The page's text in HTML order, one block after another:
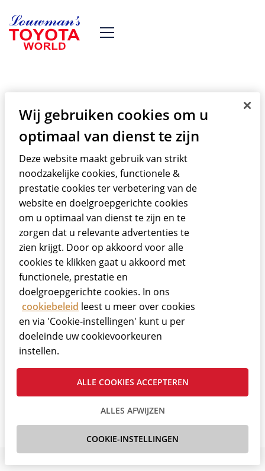
Toyota RAV EV XA10
In 1995 startte Toyota met de
ontwikkeling van de eerste RAV4 EV. De
RAV4 EV is een volledig elektrische versie
van de populaire RAV4 SUV, zonder
uitstoot. Het eerste prototype van de RAV
EV won de Scandinavische Electric Car
Rally in augustus van 1995.
Wij gebruiken cookies om u
optimaal van dienst te zijn
Deze website maakt gebruik van strikt
noodzakelijke cookies, functionele &
prestatie cookies ter verbetering van de
website en doelgroepgerichte cookies
om u optimaal van dienst te zijn en te
zorgen dat u relevante advertenties te
zien krijgt. Door op akkoord voor alle
cookies te klikken gaat u akkoord met
functionele, prestatie en
doelgroepgerichte cookies. In ons
cookiebeleid leest u meer over cookies
en via 'Cookie-instellingen' kunt u per
doeleinde uw cookievoorkeuren
instellen.
ALLES AFWIJZEN
ALLE COOKIES ACCEPTEREN
COOKIE-INSTELLINGEN